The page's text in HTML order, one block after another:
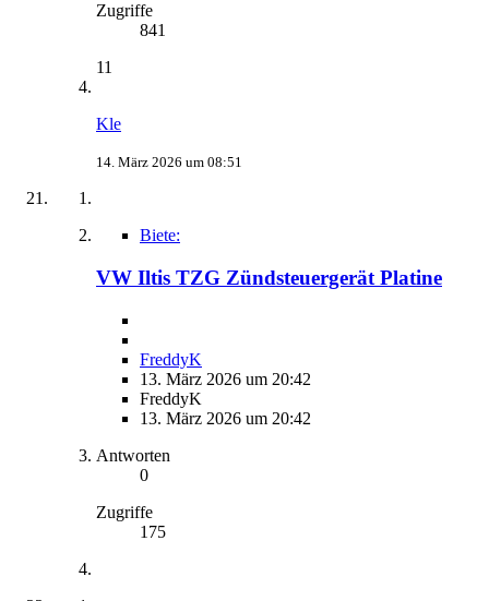
Zugriffe
841
11
Kle
14. März 2026 um 08:51
Biete:
VW Iltis TZG Zündsteuergerät Platine
FreddyK
13. März 2026 um 20:42
FreddyK
13. März 2026 um 20:42
Antworten
0
Zugriffe
175